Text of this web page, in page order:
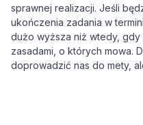
sprawnej realizacji. Jeśli
ukończenia zadania w
dużo wyższa niż wtedy,
zasadami, o których mowa.
doprowadzić nas do mety,